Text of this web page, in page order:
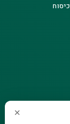
×